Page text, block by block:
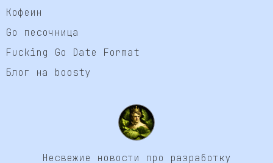
Кофеин
Go песочница
Fucking Go Date Format
Блог на boosty
Несвежие новости про разработку